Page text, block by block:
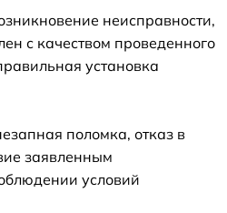
неисправности,
с качеством проведенного
установка
поломка, отказ в
заявленным
условий